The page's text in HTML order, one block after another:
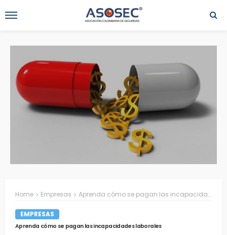
Home Empresas Aprenda cómo se pagan las incapacidades laborales
EMPRESAS
Aprenda cómo se pagan las incapacidades laborales